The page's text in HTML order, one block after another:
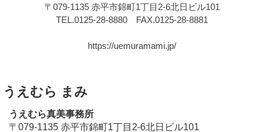
〒079-1135 赤平市錦町1丁目2-6北日ビル101
TEL.0125-28-8880 FAX.0125-28-8881
https://uemuramami.jp/
うえむら まみ
うえむら真美事務所
〒079-1135 赤平市錦町1丁目2-6北日ビル101